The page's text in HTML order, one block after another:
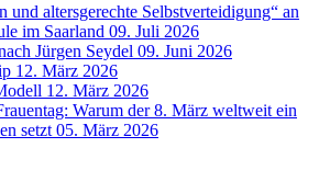
und altersgerechte Selbstverteidigung“ an
im Saarland 09. Juli 2026
Jürgen Seydel 09. Juni 2026
12. März 2026
12. März 2026
Warum der 8. März weltweit ein
setzt 05. März 2026